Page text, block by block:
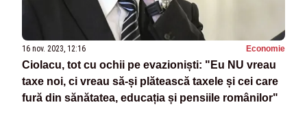
16 nov. 2023, 12:16 Economie
Ciolacu, tot cu ochii pe evazioniști: "Eu NU vreau
taxe noi, ci vreau să-și plătească taxele și cei care
fură din sănătatea, educația și pensiile românilor"